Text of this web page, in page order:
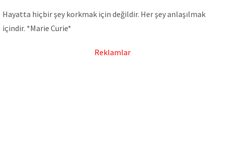
Hayatta hiçbir şey korkmak için değildir. Her şey anlaşılmak
içindir. *Marie Curie*
Reklamlar